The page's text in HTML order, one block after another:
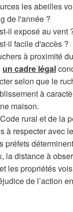
les abeilles
de l'année ?
il exposé au vent
il facile d'accès ?
à proximité
un cadre légal
selon que le
à
maison.
rural et de la
à respecter avec
préfets
la distance à
les propriétés
de l’action